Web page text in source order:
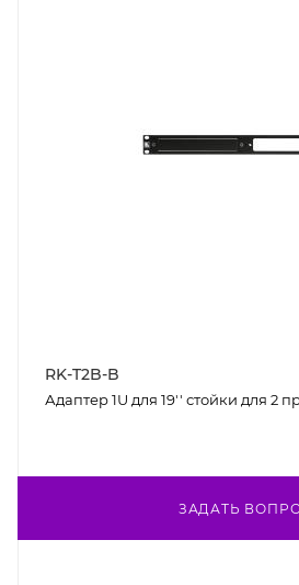
RK-T2B-B
Адаптер 1U для 19'' стойки для 2
ЗАДАТЬ